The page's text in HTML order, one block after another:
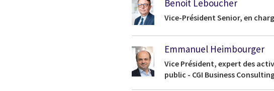
Benoit Leboucher
Vice-Président Senior, en
Emmanuel Heimbourger
Vice Président, expert des
public - CGI Business